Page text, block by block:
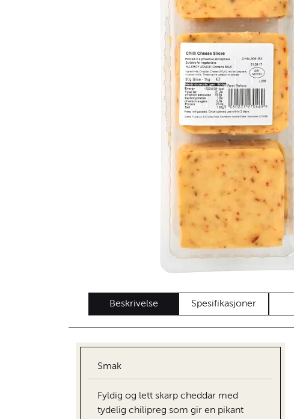
Beskrivelse Spesifikasjoner
Smak
Fyldig og lett skarp cheddar med
tydelig chilipreg som gir en pikant